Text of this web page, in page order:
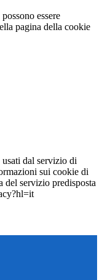
essere
pagina della cookie
dal servizio di
sui cookie di
del servizio predisposta